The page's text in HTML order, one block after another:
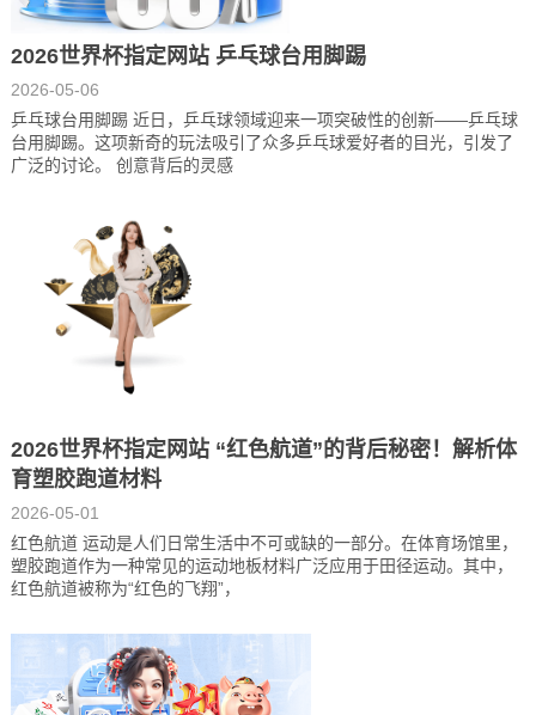
2026世界杯指定网站 乒乓球台用脚踢
2026-05-06
乒乓球台用脚踢 近日，乒乓球领域迎来一项突破性的创新——乒乓球
台用脚踢。这项新奇的玩法吸引了众多乒乓球爱好者的目光，引发了
广泛的讨论。 创意背后的灵感
2026世界杯指定网站 “红色航道”的背后秘密！解析体
育塑胶跑道材料
2026-05-01
红色航道 运动是人们日常生活中不可或缺的一部分。在体育场馆里，
塑胶跑道作为一种常见的运动地板材料广泛应用于田径运动。其中，
红色航道被称为“红色的飞翔”，